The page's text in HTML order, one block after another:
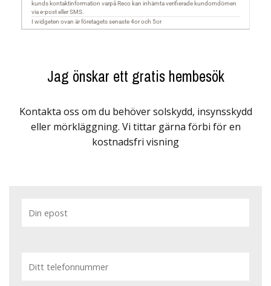
Jag önskar ett gratis hembesök
Kontakta oss om du behöver solskydd, insynsskydd
eller mörkläggning. Vi tittar gärna förbi för en
kostnadsfri visning